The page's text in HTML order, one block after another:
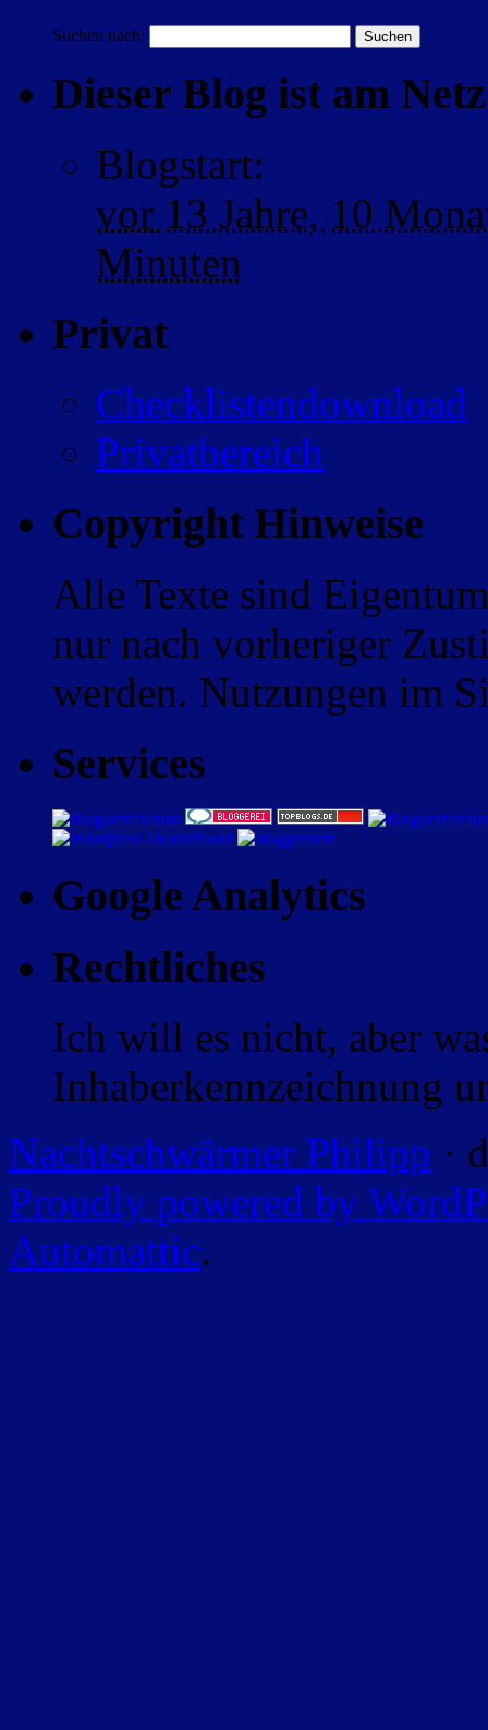
Suchen nach:
Dieser Blog ist am
Blogstart:
vor 13 Jahre, 10
Minuten
Privat
Checklistendownload
Privatbereich
Copyright Hinweise
Alle Texte sind
nur nach vorheriger
werden. Nutzungen im
Services
Google Analytics
Rechtliches
Ich will es nicht, aber
Inhaberkennzeichnung
Nachtschwärmer Philipp ·
Proudly powered by
Automattic.